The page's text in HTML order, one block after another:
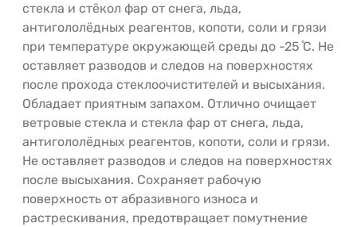
стекла и стёкол фар от снега, льда,
антигололёдных реагентов, копоти, соли и грязи
при температуре окружающей среды до -25 ̊С. Не
оставляет разводов и следов на поверхностях
после прохода стеклоочистителей и высыхания.
Обладает приятным запахом. Отлично очищает
ветровые стекла и стекла фар от снега, льда,
антигололёдных реагентов, копоти, соли и грязи.
Не оставляет разводов и следов на поверхностях
после высыхания. Сохраняет рабочую
поверхность от абразивного износа и
растрескивания, предотвращает помутнение